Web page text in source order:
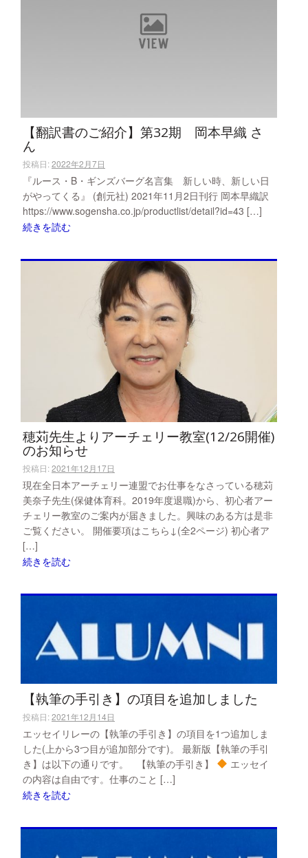
【翻訳書のご紹介】第32期 岡本早織 さ
ん
投稿日:2022年2月7日
『ルース・B・ギンズバーグ名言集 新しい時、新しい日
がやってくる』 (創元社) 2021年11月2日刊行 岡本早織訳
https://www.sogensha.co.jp/productlist/detail?id=43 […]
続きを読む
穂苅先生よりアーチェリー教室(12/26開催)
のお知らせ
投稿日:2021年12月17日
現在全日本アーチェリー連盟でお仕事をなさっている穂苅
美奈子先生(保健体育科。2019年度退職)から、初心者アー
チェリー教室のご案内が届きました。興味のある方は是非
ご覧ください。 開催要項はこちら↓(全2ページ) 初心者ア
[…]
続きを読む
【執筆の手引き】の項目を追加しました
投稿日:2021年12月14日
エッセイリレーの【執筆の手引き】の項目を1つ追加しま
した(上から3つ目が追加部分です)。 最新版【執筆の手引
き】は以下の通りです。 【執筆の手引き】
エッセイ
の内容は自由です。仕事のこと […]
続きを読む